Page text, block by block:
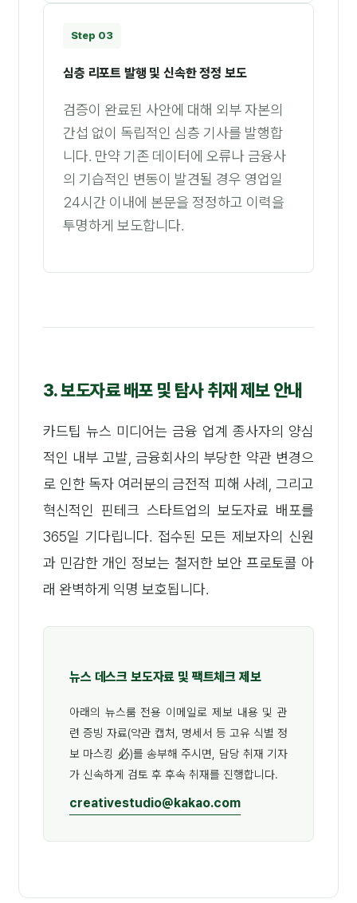
Step 03
심층 리포트 발행 및 신속한 정정 보도
검증이 완료된 사안에 대해 외부 자본의
간섭 없이 독립적인 심층 기사를 발행합
니다. 만약 기존 데이터에 오류나 금융사
의 기습적인 변동이 발견될 경우 영업일
24시간 이내에 본문을 정정하고 이력을
투명하게 보도합니다.
3. 보도자료 배포 및 탐사 취재 제보 안내
카드팁 뉴스 미디어는 금융 업계 종사자의 양심
적인 내부 고발, 금융회사의 부당한 약관 변경으
로 인한 독자 여러분의 금전적 피해 사례, 그리고
혁신적인 핀테크 스타트업의 보도자료 배포를
365일 기다립니다. 접수된 모든 제보자의 신원
과 민감한 개인 정보는 철저한 보안 프로토콜 아
래 완벽하게 익명 보호됩니다.
뉴스 데스크 보도자료 및 팩트체크 제보
아래의 뉴스룸 전용 이메일로 제보 내용 및 관
련 증빙 자료(약관 캡처, 명세서 등 고유 식별 정
보 마스킹 必)를 송부해 주시면, 담당 취재 기자
가 신속하게 검토 후 후속 취재를 진행합니다.
creativestudio@kakao.com